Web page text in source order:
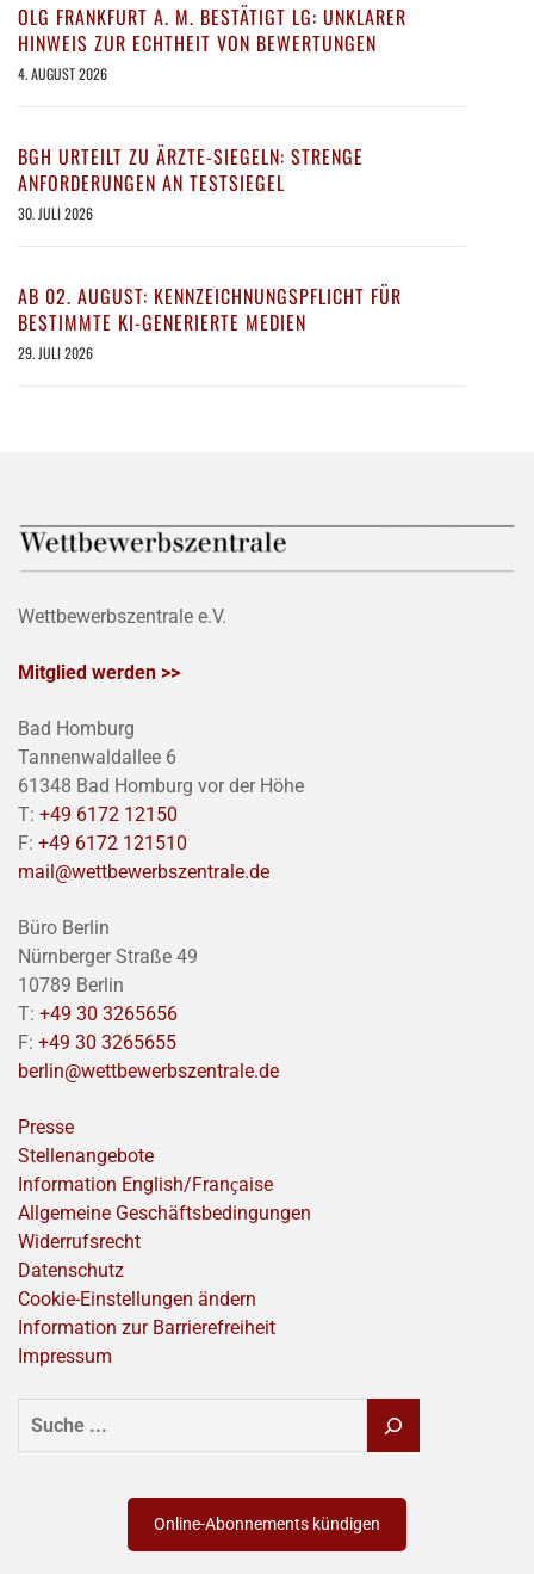
OLG FRANKFURT A. M. BESTÄTIGT LG: UNKLARER
HINWEIS ZUR ECHTHEIT VON BEWERTUNGEN
4. AUGUST 2026
BGH URTEILT ZU ÄRZTE-SIEGELN: STRENGE
ANFORDERUNGEN AN TESTSIEGEL
30. JULI 2026
AB 02. AUGUST: KENNZEICHNUNGSPFLICHT FÜR
BESTIMMTE KI-GENERIERTE MEDIEN
29. JULI 2026
Wettbewerbszentrale e.V.
Mitglied werden >>
Bad Homburg
Tannenwaldallee 6
61348 Bad Homburg vor der Höhe
T: +49 6172 12150
F: +49 6172 121510
mail@wettbewerbszentrale.de
Büro Berlin
Nürnberger Straße 49
10789 Berlin
T: +49 30 3265656
F: +49 30 3265655
berlin@wettbewerbszentrale.de
Presse
Stellenangebote
Information English/Franҫaise
Allgemeine Geschäftsbedingungen
Widerrufsrecht
Datenschutz
Cookie-Einstellungen ändern
Information zur Barrierefreiheit
Impressum
SUCHEN
Online-Abonnements kündigen